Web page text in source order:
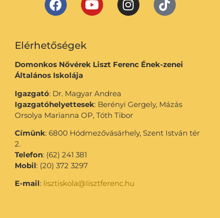
Elérhetőségek
Domonkos Nővérek Liszt Ferenc Ének-zenei
Általános Iskolája
Igazgató: Dr. Magyar Andrea
Igazgatóhelyettesek: Berényi Gergely, Mázás
Orsolya Marianna OP, Tóth Tibor
Címünk: 6800 Hódmezővásárhely, Szent István tér
2.
Telefon: (62) 241 381
Mobil: (20) 372 3297
E-mail: lisztiskola@lisztferenc.hu